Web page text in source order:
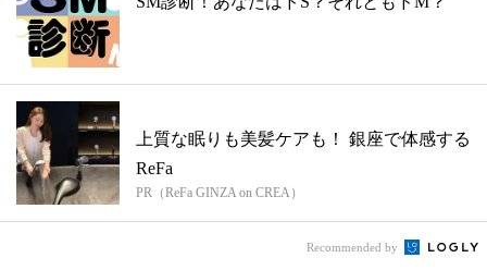
上質な眠りも美髪ケアも！ 銀座で体感する
ReFa
PR（ReFa GINZA on CREA）
Recommended by